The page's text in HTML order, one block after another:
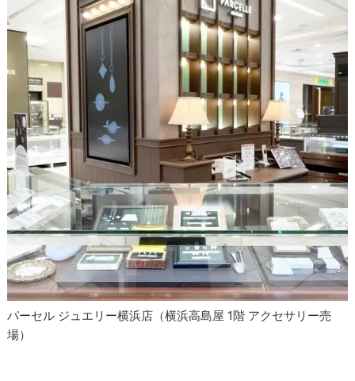
パーセル ジュエリー横浜店（横浜高島屋 1階 アクセサリー売
場）